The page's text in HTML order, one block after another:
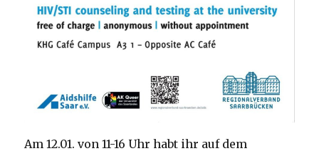
Am 12.01. von 11-16 Uhr habt ihr auf dem